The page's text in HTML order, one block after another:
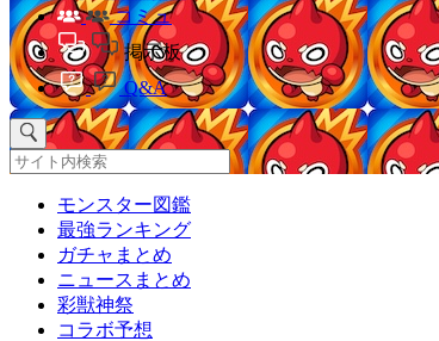
コミュ
掲示板
Q&A
モンスター図鑑
最強ランキング
ガチャまとめ
ニュースまとめ
彩獣神祭
コラボ予想